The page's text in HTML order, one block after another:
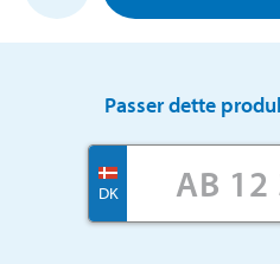
Passer dette
DK